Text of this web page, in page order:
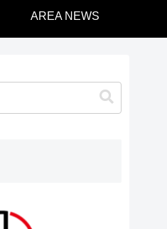
AREA NEWS